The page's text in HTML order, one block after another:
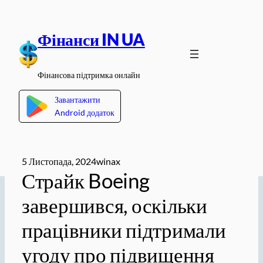
вмісту
Фінанси IN UA
Фінансова підтримка онлайн
Завантажити
Android додаток
5 Листопада, 2024winax
Страйк Boeing
завершився, оскільки
працівники підтримали
угоду про підвищення